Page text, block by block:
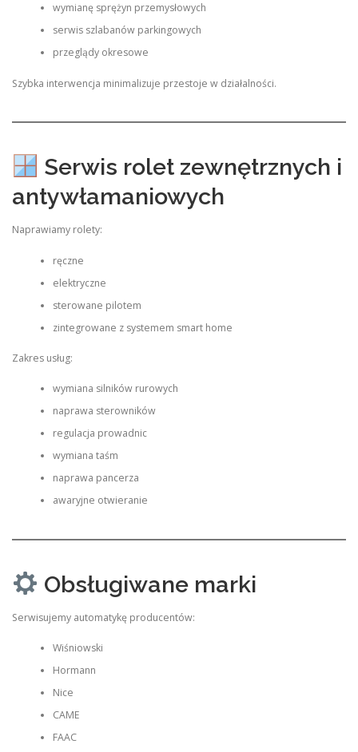
wymianę sprężyn przemysłowych
serwis szlabanów parkingowych
przeglądy okresowe
Szybka interwencja minimalizuje przestoje w działalności.
Serwis rolet zewnętrznych i
antywłamaniowych
Naprawiamy rolety:
ręczne
elektryczne
sterowane pilotem
zintegrowane z systemem smart home
Zakres usług:
wymiana silników rurowych
naprawa sterowników
regulacja prowadnic
wymiana taśm
naprawa pancerza
awaryjne otwieranie
Obsługiwane marki
Serwisujemy automatykę producentów:
Wiśniowski
Hormann
Nice
CAME
FAAC